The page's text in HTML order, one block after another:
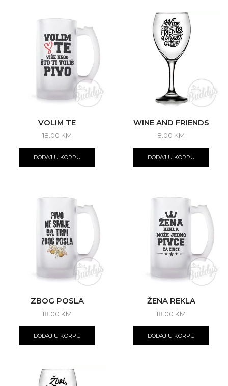
VOLIM TE
18.00 KM
DODAJ U KORPU
WINE AND FRIENDS
8.00 KM
DODAJ U KORPU
ZBOG POSLA
18.00 KM
DODAJ U KORPU
ŽENA REKLA
18.00 KM
DODAJ U KORPU